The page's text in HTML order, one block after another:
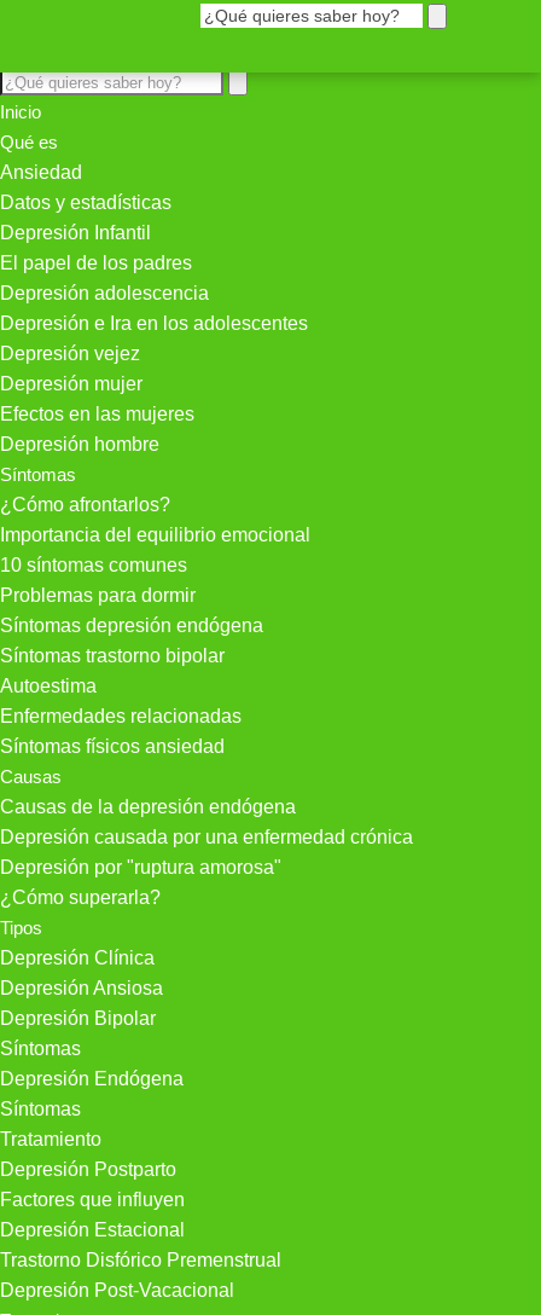
Inicio
Qué es
Ansiedad
Datos y estadísticas
Depresión Infantil
El papel de los padres
Depresión adolescencia
Depresión e Ira en los adolescentes
Depresión vejez
Depresión mujer
Efectos en las mujeres
Depresión hombre
Síntomas
¿Cómo afrontarlos?
Importancia del equilibrio emocional
10 síntomas comunes
Problemas para dormir
Síntomas depresión endógena
Síntomas trastorno bipolar
Autoestima
Enfermedades relacionadas
Síntomas físicos ansiedad
Causas
Causas de la depresión endógena
Depresión causada por una enfermedad crónica
Depresión por "ruptura amorosa"
¿Cómo superarla?
Tipos
Depresión Clínica
Depresión Ansiosa
Depresión Bipolar
Síntomas
Depresión Endógena
Síntomas
Tratamiento
Depresión Postparto
Factores que influyen
Depresión Estacional
Trastorno Disfórico Premenstrual
Depresión Post-Vacacional